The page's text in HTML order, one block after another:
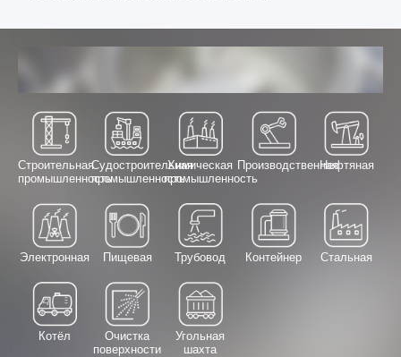
Строительная
промышленность
Судостроительная
промышленность
Химическая
промышленность
ПроизводственнаяНефтяная
Электронная Пищевая Трубовод Контейнер Стальная
Котёл
Очистка
поверхности
Угольная
шахта